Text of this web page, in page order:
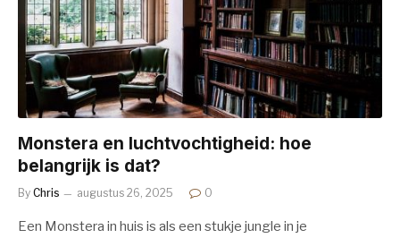
Monstera en luchtvochtigheid: hoe
belangrijk is dat?
By Chris augustus 26, 2025 0
Een Monstera in huis is als een stukje jungle in je